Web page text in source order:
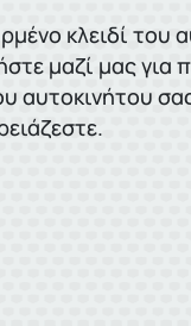
κλειδί του
μαζί μας
αυτοκινήτου